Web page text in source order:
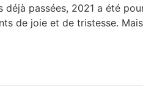
passées, 2021 a été
de joie et de tristesse.